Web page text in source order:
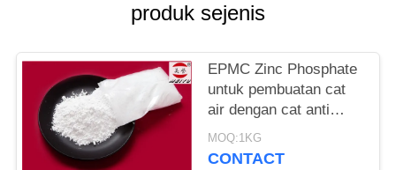
produk sejenis
EPMC Zinc Phosphate
untuk pembuatan cat
air dengan cat anti
karat logam berat
rendah
MOQ:1KG
CONTACT